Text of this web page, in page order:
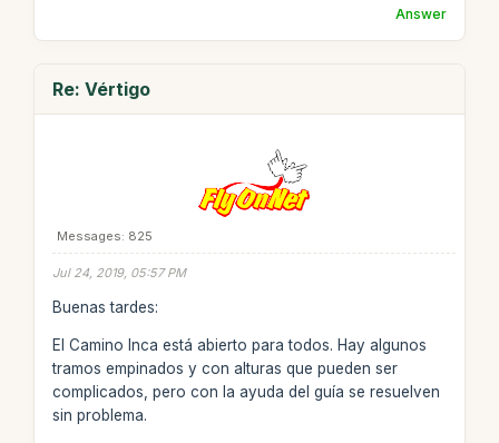
Answer
Re: Vértigo
Messages: 825
Jul 24, 2019, 05:57 PM
Buenas tardes:
El Camino Inca está abierto para todos. Hay algunos
tramos empinados y con alturas que pueden ser
complicados, pero con la ayuda del guía se resuelven
sin problema.